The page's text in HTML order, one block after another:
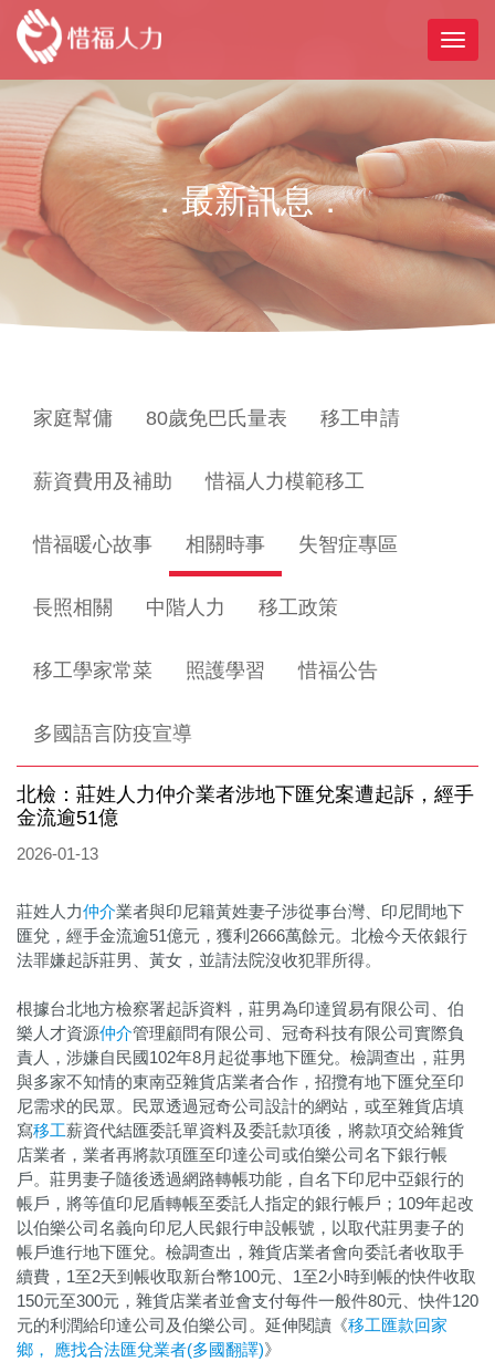
．最新訊息．
家庭幫傭 80歲免巴氏量表 移工申請
薪資費用及補助 惜福人力模範移工
惜福暖心故事 相關時事 失智症專區
長照相關 中階人力 移工政策
移工學家常菜 照護學習 惜福公告
多國語言防疫宣導
北檢：莊姓人力仲介業者涉地下匯兌案遭起訴，經手
金流逾51億
2026-01-13
莊姓人力仲介業者與印尼籍黃姓妻子涉從事台灣、印尼間地下
匯兌，經手金流逾51億元，獲利2666萬餘元。北檢今天依銀行
法罪嫌起訴莊男、黃女，並請法院沒收犯罪所得。
根據台北地方檢察署起訴資料，莊男為印達貿易有限公司、伯
樂人才資源仲介管理顧問有限公司、冠奇科技有限公司實際負
責人，涉嫌自民國102年8月起從事地下匯兌。檢調查出，莊男
與多家不知情的東南亞雜貨店業者合作，招攬有地下匯兌至印
尼需求的民眾。民眾透過冠奇公司設計的網站，或至雜貨店填
寫移工薪資代結匯委託單資料及委託款項後，將款項交給雜貨
店業者，業者再將款項匯至印達公司或伯樂公司名下銀行帳
戶。莊男妻子隨後透過網路轉帳功能，自名下印尼中亞銀行的
帳戶，將等值印尼盾轉帳至委託人指定的銀行帳戶；109年起改
以伯樂公司名義向印尼人民銀行申設帳號，以取代莊男妻子的
帳戶進行地下匯兌。檢調查出，雜貨店業者會向委託者收取手
續費，1至2天到帳收取新台幣100元、1至2小時到帳的快件收取
150元至300元，雜貨店業者並會支付每件一般件80元、快件120
元的利潤給印達公司及伯樂公司。延伸閱讀《移工匯款回家
鄉， 應找合法匯兌業者(多國翻譯)》